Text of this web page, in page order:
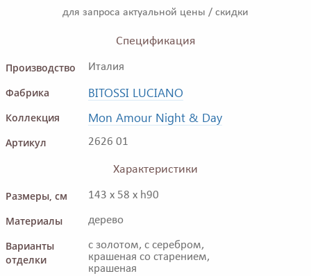
для запроса актуальной цены / скидки
Спецификация
Производство
Италия
Фабрика BITOSSI LUCIANO
Коллекция Mon Amour Night & Day
Артикул 2626 01
Характеристики
Размеры, см
143 x 58 x h90
Материалы дерево
Варианты
отделки
с золотом, с серебром,
крашеная со старением,
крашеная